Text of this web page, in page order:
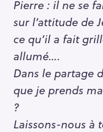
Pierre : il ne se
sur l’attitude de
ce qu’il a fait
allumé….
Dans le partage
que je prends
?
Laissons-nous